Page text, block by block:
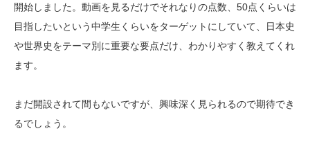
開始しました。動画を見るだけでそれなりの点数、50点くらいは
目指したいという中学生くらいをターゲットにしていて、日本史
や世界史をテーマ別に重要な要点だけ、わかりやすく教えてくれ
ます。
まだ開設されて間もないですが、興味深く見られるので期待でき
るでしょう。